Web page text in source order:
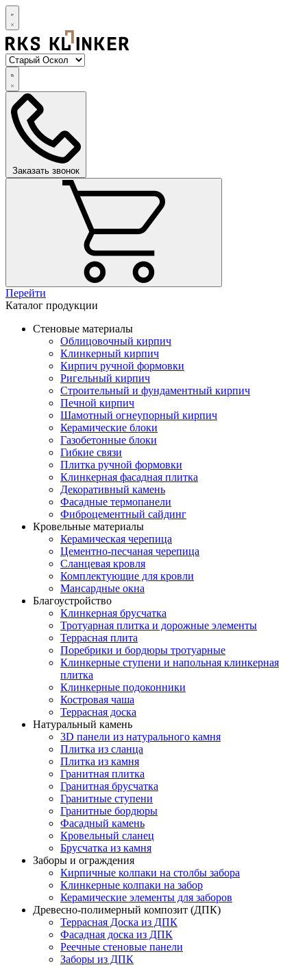
Заказать звонок
Перейти
Каталог продукции
Стеновые материалы
Облицовочный кирпич
Клинкерный кирпич
Кирпич ручной формовки
Ригельный кирпич
Строительный и фундаментный кирпич
Печной кирпич
Шамотный огнеупорный кирпич
Керамические блоки
Газобетонные блоки
Гибкие связи
Плитка ручной формовки
Клинкерная фасадная плитка
Декоративный камень
Фасадные термопанели
Фиброцементный сайдинг
Кровельные материалы
Керамическая черепица
Цементно-песчаная черепица
Сланцевая кровля
Комплектующие для кровли
Мансардные окна
Благоустройство
Клинкерная брусчатка
Тротуарная плитка и дорожные элементы
Террасная плита
Поребрики и бордюры тротуарные
Клинкерные ступени и напольная клинкерная
плитка
Клинкерные подоконники
Костровая чаша
Террасная доска
Натуральный камень
3D панели из натурального камня
Плитка из сланца
Плитка из камня
Гранитная плитка
Гранитная брусчатка
Гранитные ступени
Гранитные бордюры
Фасадный камень
Кровельный сланец
Брусчатка из камня
Заборы и ограждения
Кирпичные колпаки на столбы забора
Клинкерные колпаки на забор
Керамические элементы для заборов
Древесно-полимерный композит (ДПК)
Террасная Доска из ДПК
Фасадная доска из ДПК
Реечные стеновые панели
Заборы из ДПК